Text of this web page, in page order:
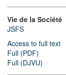
Vie de la Société
JSFS
Access to full text
Full (PDF)
Full (DJVU)